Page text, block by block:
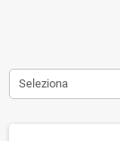
Seleziona